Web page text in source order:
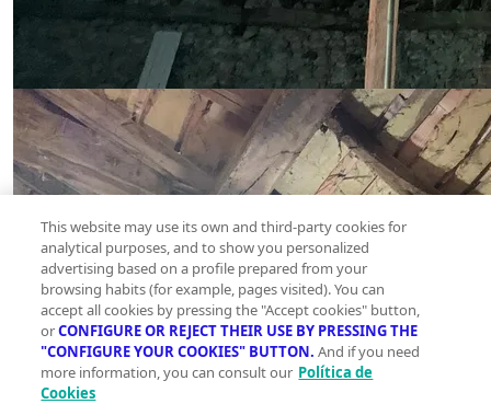
This website may use its own and third-party cookies for
analytical purposes, and to show you personalized
advertising based on a profile prepared from your
browsing habits (for example, pages visited). You can
accept all cookies by pressing the "Accept cookies" button,
orCONFIGURE OR REJECT THEIR USE BY PRESSING THE
"CONFIGURE YOUR COOKIES" BUTTON. And if you need
more information, you can consult our Política de
Cookies